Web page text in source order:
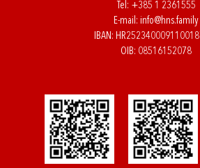
Tel: +385 1 2361555
E-mail: info@hns.family
IBAN:
OIB: 08516152078